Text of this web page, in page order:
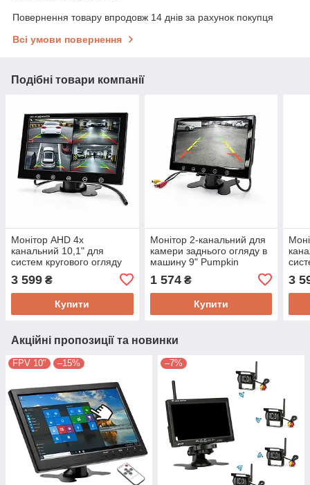
Повернення товару впродовж 14 днів за рахунок покупця
Всі умови повернення
Подібні товари компанії
Монітор AHD 4х
канальний 10,1" для
систем кругового огляду
10104AHD, 1024х600,
AVх4, 12-24В
3 599 ₴
Купити
Монітор 2-канальний для
камери заднього огляду в
машину 9" Pumpkin
9006C, 800х480, AV х 2,
12 В
1 574₴
Купити
3
Акційні пропозиції та новинки
FPV 10" –15% –7%